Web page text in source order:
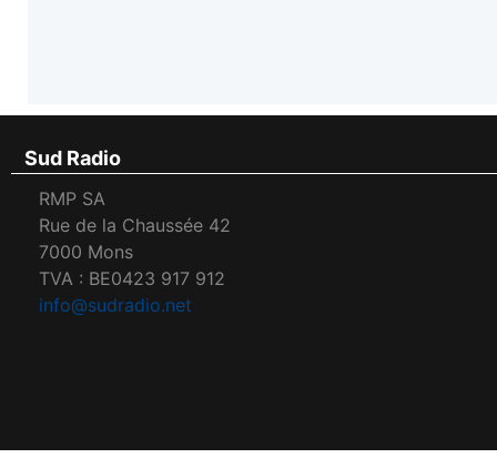
Sud Radio
RMP SA
Rue de la Chaussée 42
7000 Mons
TVA : BE0423 917 912
info@sudradio.net